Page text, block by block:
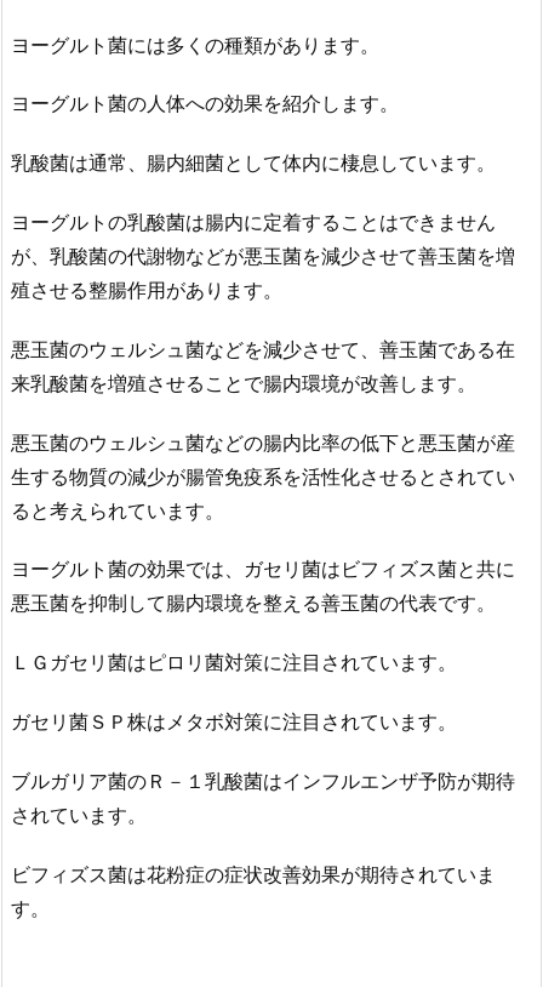
ヨーグルト菌には多くの種類があります。
ヨーグルト菌の人体への効果を紹介します。
乳酸菌は通常、腸内細菌として体内に棲息しています。
ヨーグルトの乳酸菌は腸内に定着することはできません
が、乳酸菌の代謝物などが悪玉菌を減少させて善玉菌を増
殖させる整腸作用があります。
悪玉菌のウェルシュ菌などを減少させて、善玉菌である在
来乳酸菌を増殖させることで腸内環境が改善します。
悪玉菌のウェルシュ菌などの腸内比率の低下と悪玉菌が産
生する物質の減少が腸管免疫系を活性化させるとされてい
ると考えられています。
ヨーグルト菌の効果では、ガセリ菌はビフィズス菌と共に
悪玉菌を抑制して腸内環境を整える善玉菌の代表です。
ＬＧガセリ菌はピロリ菌対策に注目されています。
ガセリ菌ＳＰ株はメタボ対策に注目されています。
ブルガリア菌のＲ－１乳酸菌はインフルエンザ予防が期待
されています。
ビフィズス菌は花粉症の症状改善効果が期待されていま
す。